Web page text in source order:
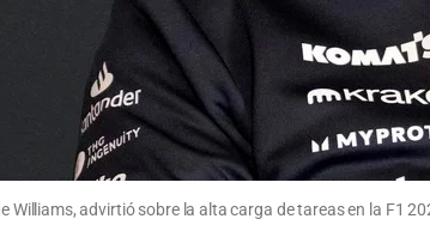
Williams, advirtió sobre la alta carga de tareas en la F1